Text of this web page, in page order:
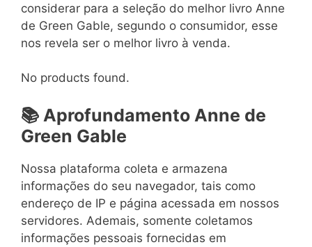
considerar para a seleção do melhor livro Anne
de Green Gable, segundo o consumidor, esse
nos revela ser o melhor livro à venda.
No products found.
📚 Aprofundamento Anne de
Green Gable
Nossa plataforma coleta e armazena
informações do seu navegador, tais como
endereço de IP e página acessada em nossos
servidores. Ademais, somente coletamos
informações pessoais fornecidas em